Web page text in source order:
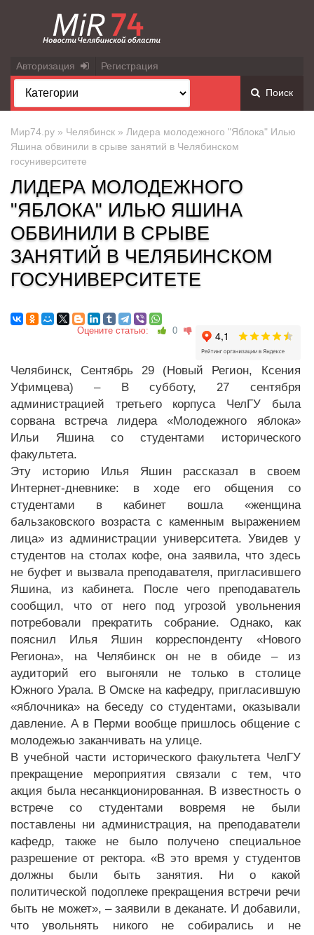
Авторизация Регистрация
Поиск
Мир74.ру » Челябинск » Лидера молодежного "Яблока" Илью
Яшина обвинили в срыве занятий в Челябинском
госуниверситете
ЛИДЕРА МОЛОДЕЖНОГО
"ЯБЛОКА" ИЛЬЮ ЯШИНА
ОБВИНИЛИ В СРЫВЕ
ЗАНЯТИЙ В ЧЕЛЯБИНСКОМ
ГОСУНИВЕРСИТЕТЕ
Оцените статью: 0
Челябинск, Сентябрь 29 (Новый Регион, Ксения
Уфимцева) – В субботу, 27 сентября
администрацией третьего корпуса ЧелГУ была
сорвана встреча лидера «Молодежного яблока»
Ильи Яшина со студентами исторического
факультета.
Эту историю Илья Яшин рассказал в своем
Интернет-дневнике: в ходе его общения со
студентами в кабинет вошла «женщина
бальзаковского возраста с каменным выражением
лица» из администрации университета. Увидев у
студентов на столах кофе, она заявила, что здесь
не буфет и вызвала преподавателя, пригласившего
Яшина, из кабинета. После чего преподаватель
сообщил, что от него под угрозой увольнения
потребовали прекратить собрание. Однако, как
пояснил Илья Яшин корреспонденту «Нового
Региона», на Челябинск он не в обиде – из
аудиторий его выгоняли не только в столице
Южного Урала. В Омске на кафедру, пригласившую
«яблочника» на беседу со студентами, оказывали
давление. А в Перми вообще пришлось общение с
молодежью заканчивать на улице.
В учебной части исторического факультета ЧелГУ
прекращение мероприятия связали с тем, что
акция была несанкционированная. В известность о
встрече со студентами вовремя не были
поставлены ни администрация, на преподаватели
кафедр, также не было получено специальное
разрешение от ректора. «В это время у студентов
должны были быть занятия. Ни о какой
политической подоплеке прекращения встречи речи
быть не может», – заявили в деканате. И добавили,
что увольнять никого не собирались и не